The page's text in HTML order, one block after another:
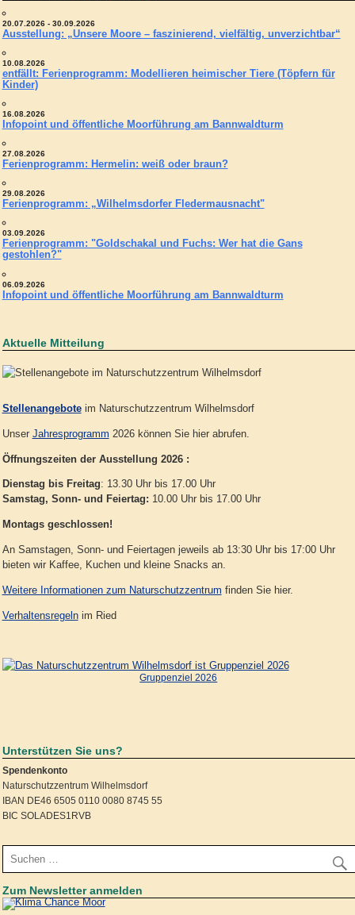
20.07.2026 - 30.09.2026
Ausstellung: „Unsere Moore – faszinierend, vielfältig, unverzichtbar“
10.08.2026
entfällt: Ferienprogramm: Modellieren heimischer Tiere (Töpfern für
Kinder)
16.08.2026
Infopoint und öffentliche Moorführung am Bannwaldturm
27.08.2026
Ferienprogramm: Hermelin: weiß oder braun?
29.08.2026
Ferienprogramm: „Wilhelmsdorfer Fledermausnacht"
03.09.2026
Ferienprogramm: "Goldschakal und Fuchs: Wer hat die Gans
gestohlen?"
06.09.2026
Infopoint und öffentliche Moorführung am Bannwaldturm
Aktuelle Mitteilung
Stellenangeboteim Naturschutzzentrum Wilhelmsdorf
Unser Jahresprogramm 2026 können Sie hier abrufen.
Öffnungszeiten der Ausstellung 2026 :
Dienstag bis Freitag: 13.30 Uhr bis 17.00 Uhr
Samstag, Sonn- und Feiertag: 10.00 Uhr bis 17.00 Uhr
Montags geschlossen!
An Samstagen, Sonn- und Feiertagen jeweils ab 13:30 Uhr bis 17:00 Uhr
bieten wir Kaffee, Kuchen und kleine Snacks an.
Weitere Informationen zum Naturschutzzentrum finden Sie hier.
Verhaltensregelnim Ried
Gruppenziel 2026
Unterstützen Sie uns?
Spendenkonto
Naturschutzzentrum Wilhelmsdorf
IBAN DE46 6505 0110 0080 8745 55
BIC SOLADES1RVB
Zum Newsletter anmelden